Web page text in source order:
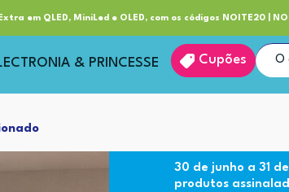
em QLED, MiniLed e OLED, com os códigos NOITE20 |
RP+
& PRINCESSE Cupões
30 de junho a 31
produtos